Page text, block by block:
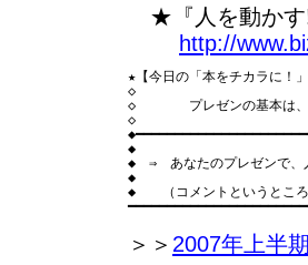
★『人を動かす!
http://
★【今日の「本をチカラに！
◇
◇　　　　プレゼンの基本は
◇
◆
◆　⇒　あなたのプレゼンで、
◆
◆　　（コメントというとこ
＞＞ 2007年上半